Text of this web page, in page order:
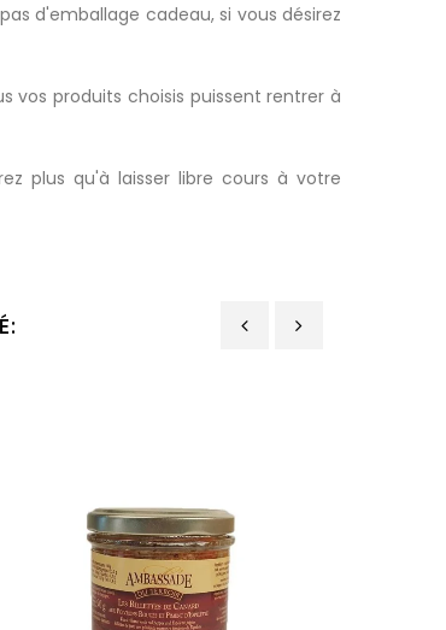
d'emballage cadeau, si vous désirez
vos produits choisis puissent rentrer à
plus qu'à laisser libre cours à votre